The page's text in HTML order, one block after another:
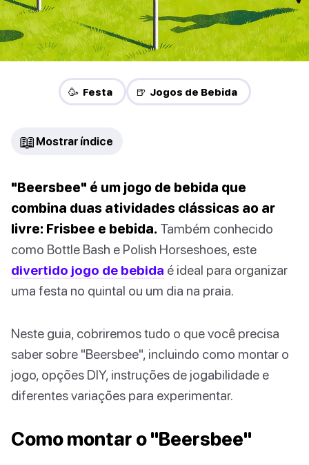
🥳 Festa 🍺 Jogos de Bebida
📖 Mostrar índice
"Beersbee" é um jogo de bebida que
combina duas atividades clássicas ao ar
livre: Frisbee e bebida. Também conhecido
como Bottle Bash e Polish Horseshoes, este
divertido jogo de bebida é ideal para organizar
uma festa no quintal ou um dia na praia.
Neste guia, cobriremos tudo o que você precisa
saber sobre "Beersbee", incluindo como montar o
jogo, opções DIY, instruções de jogabilidade e
diferentes variações para experimentar.
Como montar o "Beersbee"